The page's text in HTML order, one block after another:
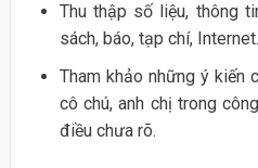
Thu thập số liệu, thông
sách, báo, tạp chí, Internet.
Tham khảo những ý
cô chú, anh chị trong
điều chưa rõ.